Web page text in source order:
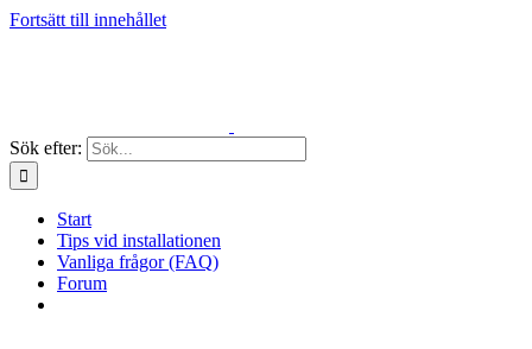
Fortsätt till innehållet
Sök efter:
Start
Tips vid installationen
Vanliga frågor (FAQ)
Forum